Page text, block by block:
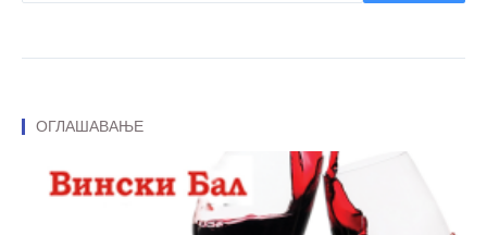
ОГЛАШАВАЊЕ